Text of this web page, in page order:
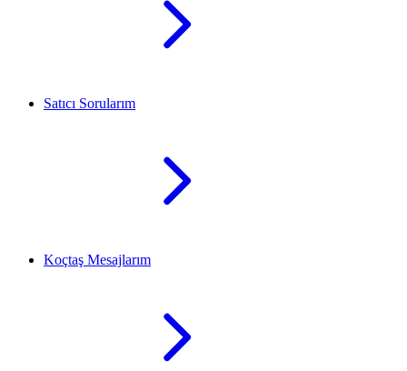
Satıcı Sorularım
Koçtaş Mesajlarım